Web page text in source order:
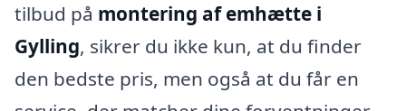
tilbud på montering af emhætte i
Gylling, sikrer du ikke kun, at du finder
den bedste pris, men også at du får en